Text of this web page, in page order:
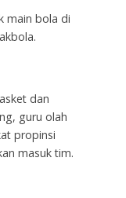
main bola di
dan
guru olah
propinsi
masuk tim.